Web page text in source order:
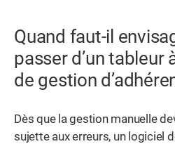
Quand faut-il
passer d’un tableur
de gestion
Dès que la gestion manuelle
sujette aux erreurs, un logiciel